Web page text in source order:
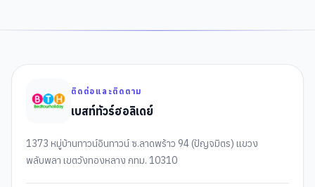
ติดต่อและติดตาม
เบสท์ทัวร์ฮอลิเดย์
1373 หมู่บ้านทาวน์อินทาวน์ ซ.ลาดพร้าว 94 (ปัญจมิตร) แขวง
พลับพลา เขตวังทองหลาง กทม. 10310